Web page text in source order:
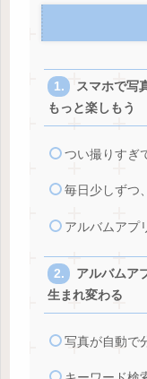
スマホで写
もっと楽しもう
つい撮りすぎ
毎日少しずつ
アルバムアプ
アルバムア
生まれ変わる
写真が自動で